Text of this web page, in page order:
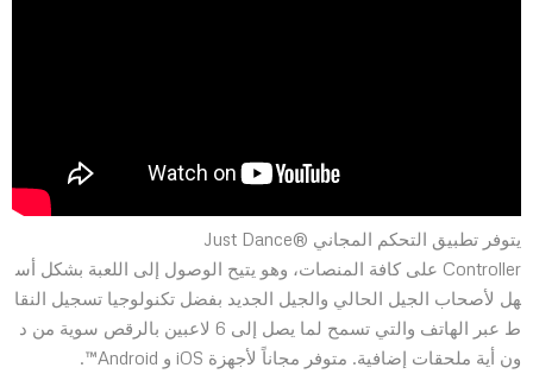
يتوفر تطبيق التحكم المجاني Just Dance®
Controller على كافة المنصات، وهو يتيح الوصول إلى اللعبة بشكل أس
هل لأصحاب الجيل الحالي والجيل الجديد بفضل تكنولوجيا تسجيل النقا
ط عبر الهاتف والتي تسمح لما يصل إلى 6 لاعبين بالرقص سوية من د
ون أية ملحقات إضافية. متوفر مجاناً لأجهزة iOS و Android™.